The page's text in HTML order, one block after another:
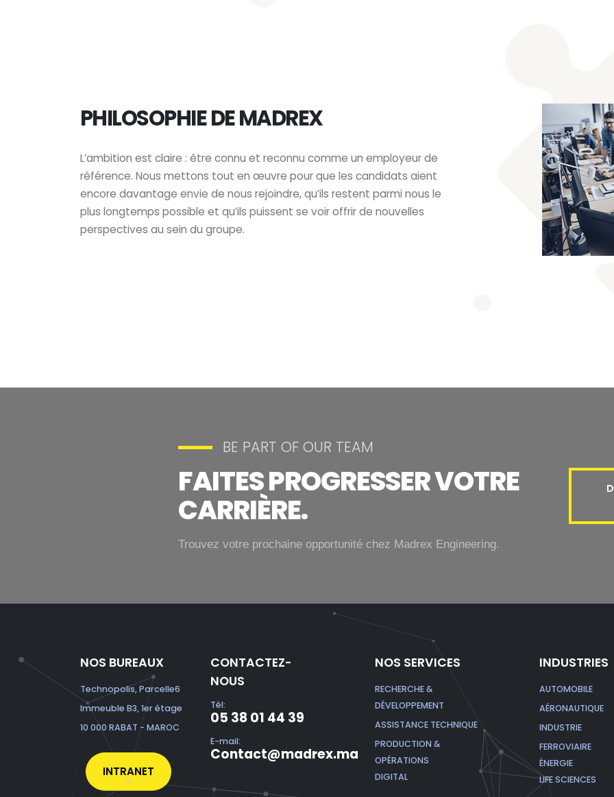
PHILOSOPHIE DE MADREX
L’ambition est claire : être connu et reconnu comme un employeur de
référence. Nous mettons tout en œuvre pour que les candidats aient
encore davantage envie de nous rejoindre, qu’ils restent parmi nous le
plus longtemps possible et qu’ils puissent se voir offrir de nouvelles
perspectives au sein du groupe.
BE PART OF OUR TEAM
FAITES PROGRESSER VOTRE
CARRIÈRE.
Trouvez votre prochaine opportunité chez Madrex Engineering.
NOS BUREAUX
Technopolis, Parcelle6
Immeuble B3, 1er étage
10 000 RABAT - MAROC
INTRANET
CONTACTEZ-
NOUS
Tél:
05 38 01 44 39
E-mail:
Contact@madrex.ma
NOS SERVICES
RECHERCHE &
DÉVELOPPEMENT
ASSISTANCE TECHNIQUE
PRODUCTION &
OPÉRATIONS
DIGITAL
INDUSTRIES
AUTOMOBILE
AÉRONAUTIQUE
INDUSTRIE
FERROVIAIRE
ÉNERGIE
LIFE SCIENCES